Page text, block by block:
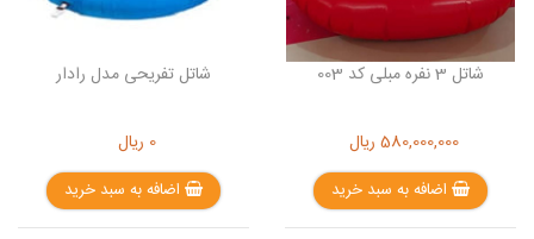
شاتل 3 نفره مبلی کد 003
580,000,000 ریال
اضافه به سبد خرید
شاتل تفریحی مدل رادار
0 ریال
اضافه به سبد خرید